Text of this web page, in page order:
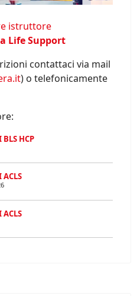
istruttore
Life Support
contattaci via mail
) o telefonicamente
BLS HCP
ACLS
ACLS